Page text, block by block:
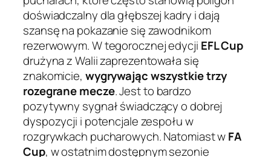
doświadczalny dla głębszej kadry i dają
szansę na pokazanie się zawodnikom
rezerwowym. W tegorocznej edycji EFL Cup
drużyna z Walii zaprezentowała się
znakomicie, wygrywając wszystkie trzy
rozegrane mecze. Jest to bardzo
pozytywny sygnał świadczący o dobrej
dyspozycji i potencjale zespołu w
rozgrywkach pucharowych. Natomiast wFA
Cup, w ostatnim dostępnym sezonie